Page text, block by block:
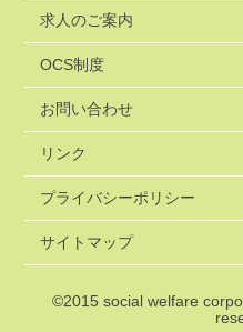
求人のご案内
OCS制度
お問い合わせ
リンク
プライバシーポリシー
サイトマップ
©2015social welfare